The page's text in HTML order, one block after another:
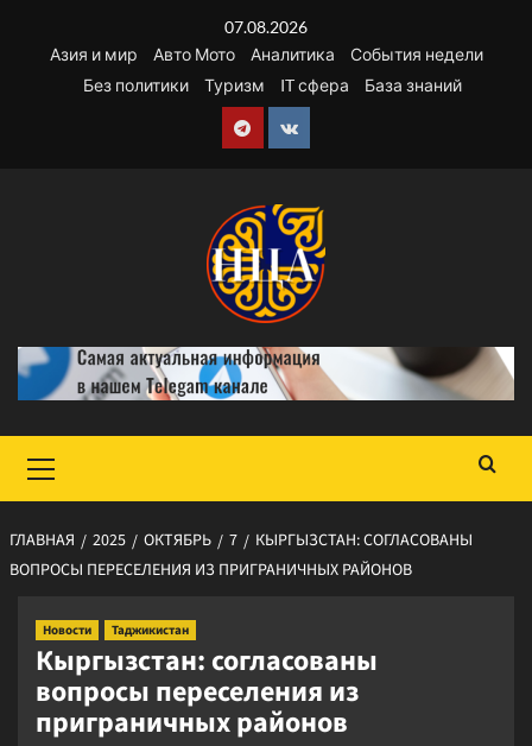
содержимому
07.08.2026
Азия и мир
Авто Мото Аналитика
События недели
Без политики
Туризм IT сфера База знаний
Telegram
VK
меню
ГЛАВНАЯ 2025 ОКТЯБРЬ 7
КЫРГЫЗСТАН: СОГЛАСОВАНЫ
ВОПРОСЫ ПЕРЕСЕЛЕНИЯ ИЗ ПРИГРАНИЧНЫХ РАЙОНОВ
Новости Таджикистан
Кыргызстан: согласованы
вопросы переселения из
приграничных районов